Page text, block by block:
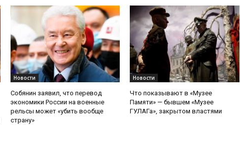
Новости
Собянин заявил, что перевод
экономики России на военные
рельсы может «убить вообще
страну»
Новости
Что показывают в «Музее
Памяти» — бывшем «Музее
ГУЛАГа», закрытом властями